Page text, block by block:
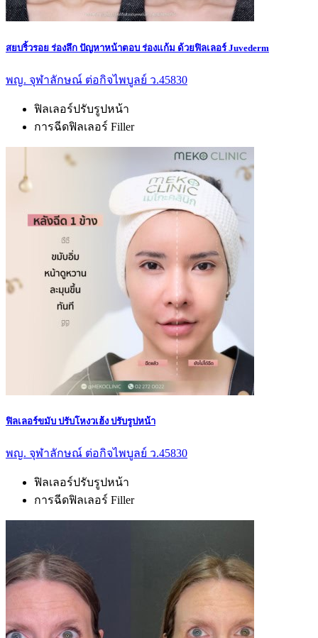
สยบริ้วรอย ร่องลึก ปัญหาหน้าตอบ ร่องแก้ม ด้วยฟิลเลอร์ Juvederm
พญ. จุฬาลักษณ์ ต่อกิจไพบูลย์ ว.45830
ฟิลเลอร์ปรับรูปหน้า
การฉีดฟิลเลอร์ Filler
ฟิลเลอร์ขมับ ปรับโหงวเฮ้ง ปรับรูปหน้า
พญ. จุฬาลักษณ์ ต่อกิจไพบูลย์ ว.45830
ฟิลเลอร์ปรับรูปหน้า
การฉีดฟิลเลอร์ Filler